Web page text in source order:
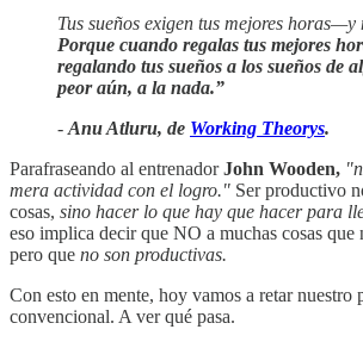
Tus sueños exigen tus mejores horas—y
Porque cuando regalas tus mejores
regalando tus sueños a los sueños de
peor aún, a la nada.”
- Anu Atluru, de Working Theorys.
Parafraseando al entrenadorJohn Wooden,
mera actividad con el logro." Ser productivo
cosas, sino hacer lo que hay que hacer para
eso implica decir que NO a muchas cosas que
pero que no son productivas.
Con esto en mente, hoy vamos a retar nuestro
convencional. A ver qué pasa.